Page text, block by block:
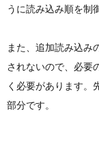
うに読み込み順を制
また、追加読み込み
されないので、必要
く必要があります。
部分です。